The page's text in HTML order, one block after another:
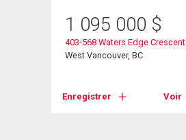
1 095 000 $
403-568 Waters Edge Crescent
West Vancouver, BC
Enregistrer Voir